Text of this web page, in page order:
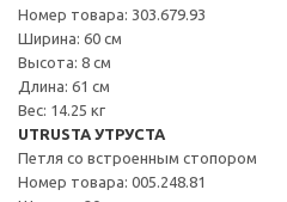
Номер товара: 303.679.93
Ширина: 60 см
Высота: 8 см
Длина: 61 см
Вес: 14.25 кг
UTRUSTA УТРУСТА
Петля со встроенным стопором
Номер товара: 005.248.81